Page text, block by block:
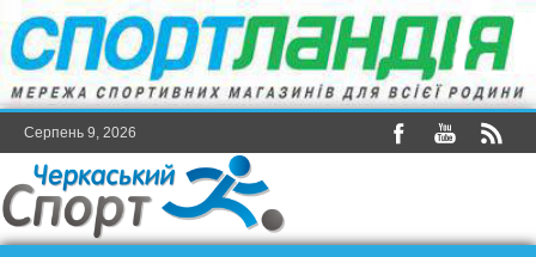
Серпень 9, 2026